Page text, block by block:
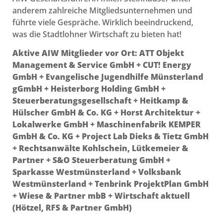
anderem zahlreiche Mitgliedsunternehmen und
führte viele Gespräche. Wirklich beeindruckend,
was die Stadtlohner Wirtschaft zu bieten hat!
Aktive AIW Mitglieder vor Ort: ATT Objekt
Management & Service GmbH +CUT! Energy
GmbH + Evangelische Jugendhilfe Münsterland
gGmbH + Heisterborg Holding GmbH +
Steuerberatungsgesellschaft + Heitkamp &
Hülscher GmbH & Co. KG + Horst Architektur +
Lokalwerke GmbH + Maschinenfabrik KEMPER
GmbH & Co. KG + Project Lab Dieks & Tietz GmbH
+ Rechtsanwälte Kohlschein, Lütkemeier &
Partner +S&O Steuerberatung GmbH +
Sparkasse Westmünsterland +Volksbank
Westmünsterland +Tenbrink ProjektPlan GmbH
+Wiese & Partner mbB +Wirtschaft aktuell
(Hötzel, RFS & Partner GmbH)